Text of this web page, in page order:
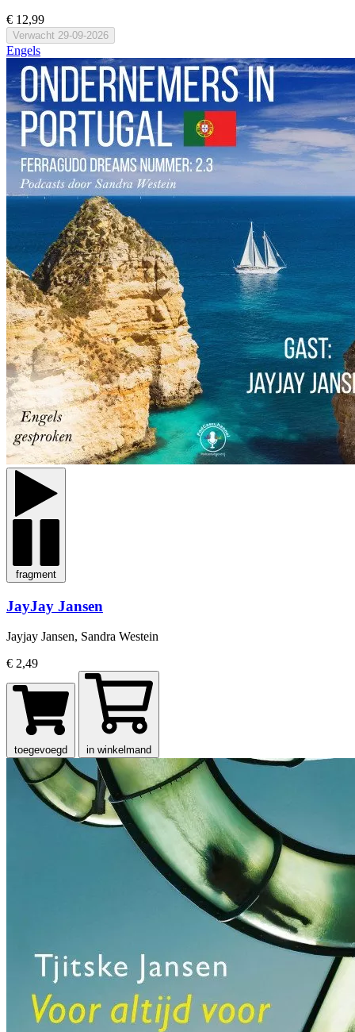
€ 12,99
Verwacht 29-09-2026
Engels
fragment
JayJay Jansen
Jayjay Jansen, Sandra Westein
€ 2,49
toegevoegd in winkelmand